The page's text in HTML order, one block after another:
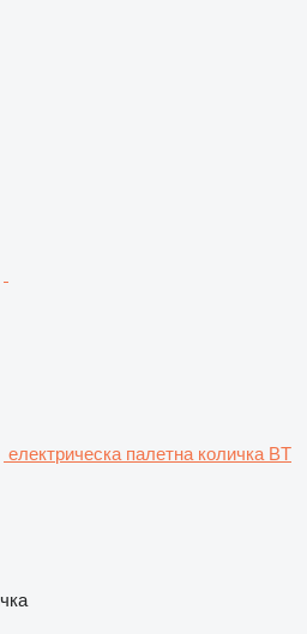
електрическа палетна количка BT